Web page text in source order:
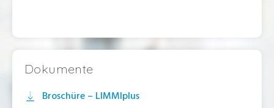
Dokumente
Broschüre – LIMMIplus